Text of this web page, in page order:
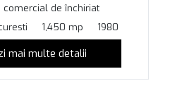
comercial de închiriat
1,450 mp 1980
mai multe detalii